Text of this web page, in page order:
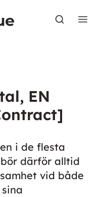
EN
i de flesta
därför alltid
vid både